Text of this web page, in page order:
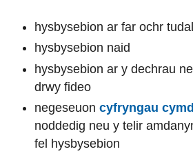
hysbysebion ar far ochr
hysbysebion naid
hysbysebion ar y dechrau
drwy fideo
negeseuon cyfryngau
noddedig neu y telir
fel hysbysebion